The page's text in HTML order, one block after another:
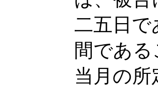
二五日で
間であ
当月の